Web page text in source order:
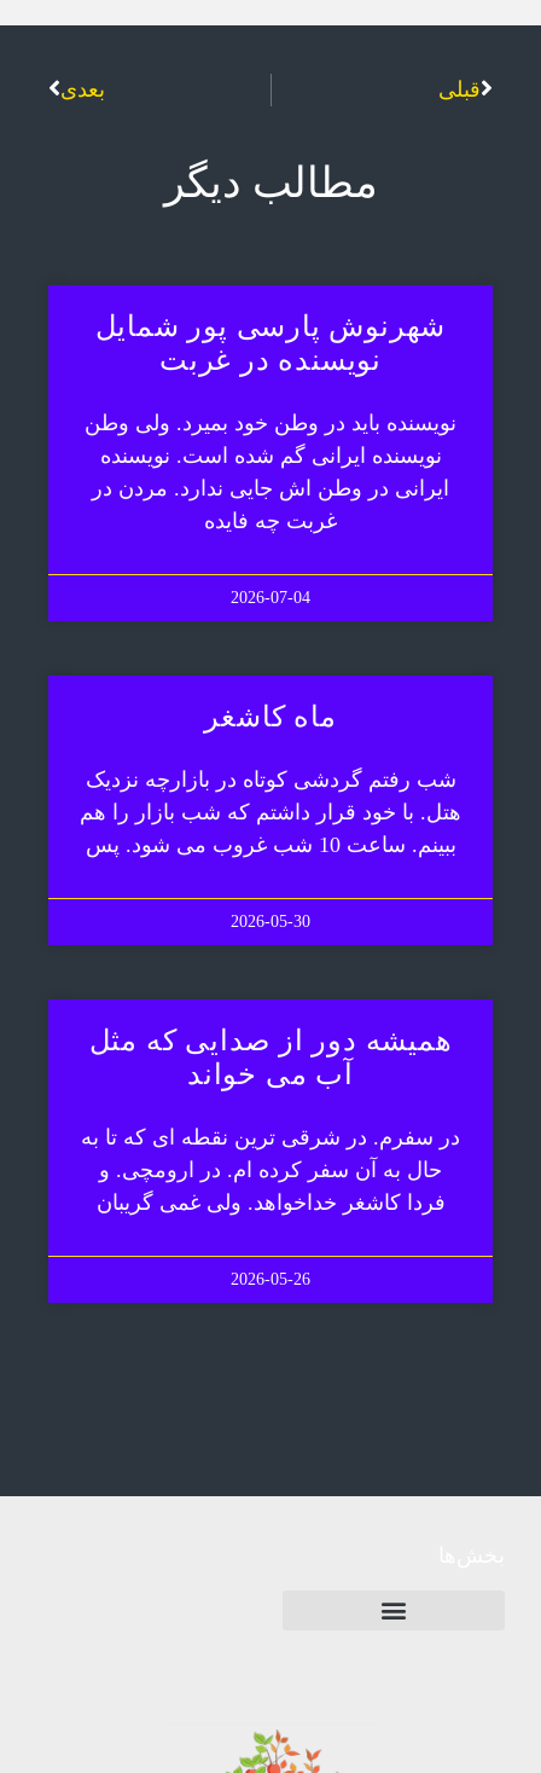
قبلی بعدی
مطالب دیگر
شهرنوش پارسی پور شمایل
نویسنده در غربت
نویسنده باید در وطن خود بمیرد. ولی وطن
نویسنده ایرانی گم شده است. نویسنده
ایرانی در وطن اش جایی ندارد. مردن در
غربت چه فایده
2026-07-04
ماه کاشغر
شب رفتم گردشی کوتاه در بازارچه نزدیک
هتل. با خود قرار داشتم که شب بازار را هم
ببینم. ساعت 10 شب غروب می شود. پس
2026-05-30
همیشه دور از صدایی که مثل
آب می خواند
در سفرم. در شرقی ترین نقطه ای که تا به
حال به آن سفر کرده ام. در ارومچی. و
فردا کاشغر خداخواهد. ولی غمی گریبان
2026-05-26